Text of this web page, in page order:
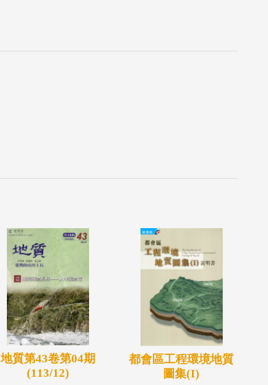
地質第43卷第04期
(113/12)
都會區工程環境地質
圖集(I)